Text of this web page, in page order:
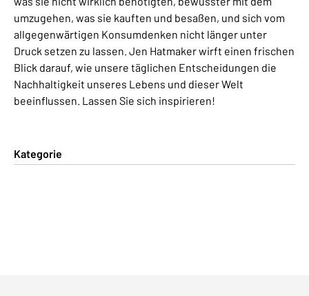
umzugehen, was sie kauften und besaßen, und sich vom
allgegenwärtigen Konsumdenken nicht länger unter
Druck setzen zu lassen. Jen Hatmaker wirft einen frischen
Blick darauf, wie unsere täglichen Entscheidungen die
Nachhaltigkeit unseres Lebens und dieser Welt
beeinflussen. Lassen Sie sich inspirieren!
Kategorie